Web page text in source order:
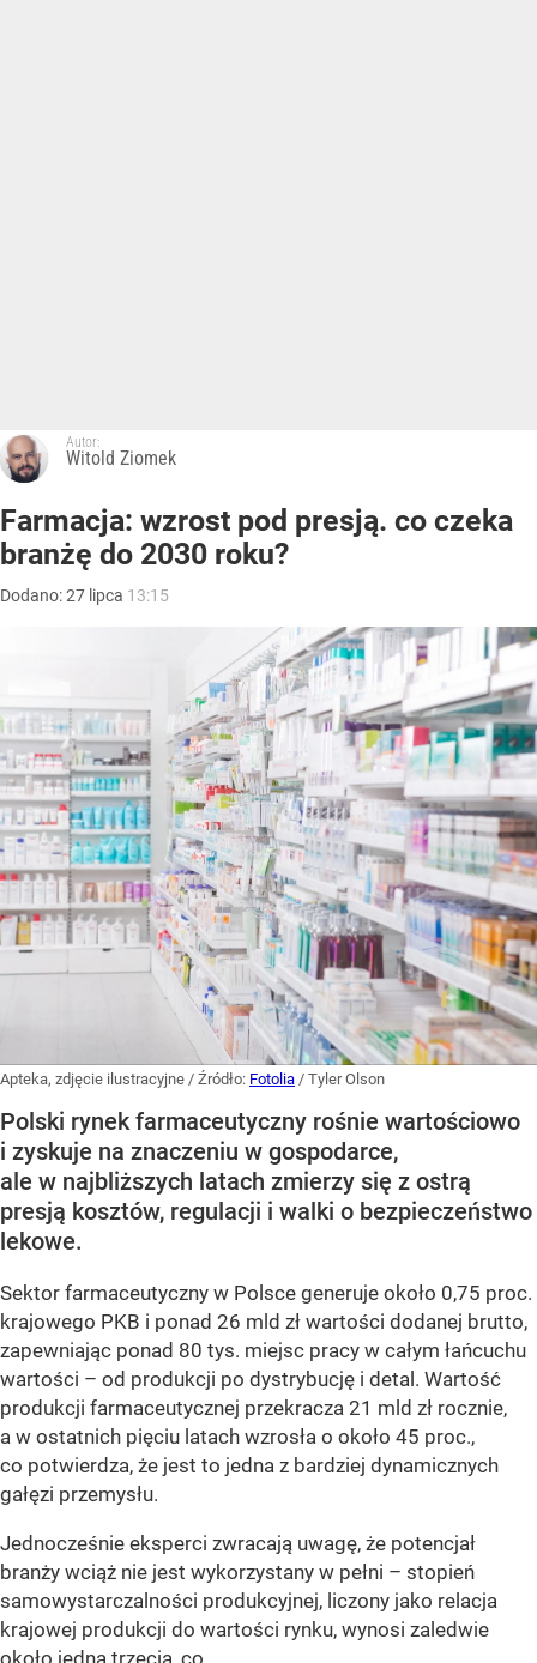
Autor:
Witold Ziomek
Farmacja: wzrost pod presją. co czeka
branżę do 2030 roku?
Dodano:27 lipca 13:15
Apteka, zdjęcie ilustracyjne / Źródło: Fotolia / Tyler Olson
Polski rynek farmaceutyczny rośnie wartościowo
i zyskuje na znaczeniu w gospodarce,
ale w najbliższych latach zmierzy się z ostrą
presją kosztów, regulacji i walki o bezpieczeństwo
lekowe.
Sektor farmaceutyczny w Polsce generuje około 0,75 proc.
krajowego PKB i ponad 26 mld zł wartości dodanej brutto,
zapewniając ponad 80 tys. miejsc pracy w całym łańcuchu
wartości – od produkcji po dystrybucję i detal. Wartość
produkcji farmaceutycznej przekracza 21 mld zł rocznie,
a w ostatnich pięciu latach wzrosła o około 45 proc.,
co potwierdza, że jest to jedna z bardziej dynamicznych
gałęzi przemysłu.
Jednocześnie eksperci zwracają uwagę, że potencjał
branży wciąż nie jest wykorzystany w pełni – stopień
samowystarczalności produkcyjnej, liczony jako relacja
krajowej produkcji do wartości rynku, wynosi zaledwie
około jedną trzecią, co...